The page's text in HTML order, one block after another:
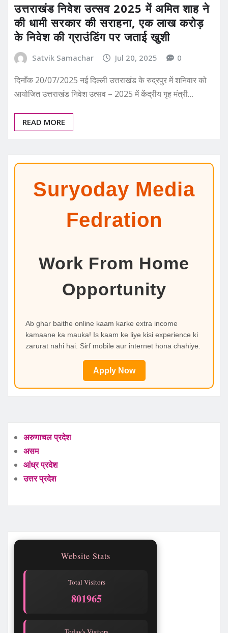
उत्तराखंड निवेश उत्सव 2025 में अमित शाह ने
की धामी सरकार की सराहना, एक लाख करोड़
के निवेश की ग्राउंडिंग पर जताई खुशी
Satvik Samachar Jul 20, 2025 0
दिनाँक 20/07/2025 नई दिल्ली उत्तराखंड के रुद्रपुर में शनिवार को
आयोजित उत्तराखंड निवेश उत्सव – 2025 में केंद्रीय गृह मंत्री…
READ MORE
Suryoday Media
Fedration
Work From Home
Opportunity
Ab ghar baithe online kaam karke extra income
kamaane ka mauka! Is kaam ke liye kisi experience ki
zarurat nahi hai. Sirf mobile aur internet hona chahiye.
Apply Now
अरुणाचल प्रदेश
असम
आंध्र प्रदेश
उत्तर प्रदेश
Website Stats
Total Visitors
801969